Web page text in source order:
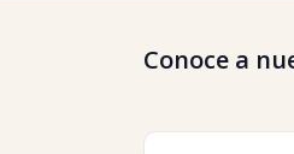
Conoce a